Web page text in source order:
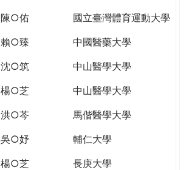
陳○佑
國立臺灣體育運動大學
賴○臻
中國醫藥大學
沈○筑
中山醫學大學
楊○芝
中山醫學大學
洪○芩
馬偕醫學大學
吳○妤
輔仁大學
楊○芝
長庚大學